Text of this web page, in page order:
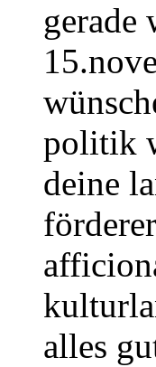
gerade
politik
deine
alles